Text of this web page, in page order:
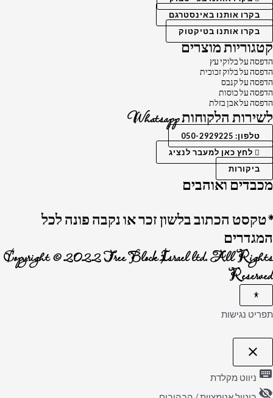
בקרו אותנו באינסטרגם
בקרו אותנו בטיקטוק
קטגוריות מוצרים
הדפסה על בלוקי עץ
הדפסה על בלוק זכוכית
הדפסה על קנבס
הדפסה על כוסות
הדפסה על אבן בזלת
לשירות הלקוחות Whatsapp
טלפון: 050-2929225
לחץ כאן למעבר לנציג
ביקורות
מכבדים ואוהבים
*טקסט הכתוב בלשון זכר או נקבה פונה לכל
המגדרים
Copyright © 2022 Tree Block Israel ltd. All Rights
Reserved
תפריט נגישות
close
פתיחה
של
הנגישות
keyboard ניווט מקלדת
visibility_off